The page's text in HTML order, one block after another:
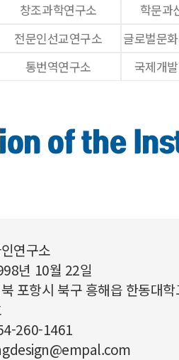
창조과학연구소
학문과
전문인선교연구소
글로벌문
통번역연구소 국제개
of the
연구소
년 10월 22일
포항시 북구 흥해읍 한동대학
260-1461